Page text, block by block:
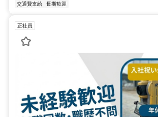
交通費支給
長期歓迎
正社員